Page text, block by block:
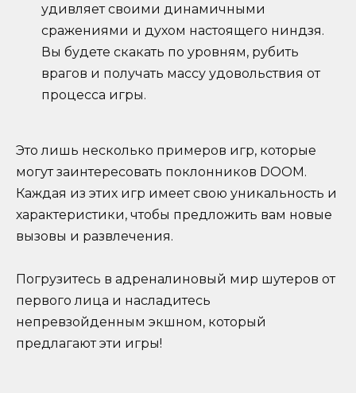
удивляет своими динамичными
сражениями и духом настоящего ниндзя.
Вы будете скакать по уровням, рубить
врагов и получать массу удовольствия от
процесса игры.
Это лишь несколько примеров игр, которые
могут заинтересовать поклонников DOOM.
Каждая из этих игр имеет свою уникальность и
характеристики, чтобы предложить вам новые
вызовы и развлечения.
Погрузитесь в адреналиновый мир шутеров от
первого лица и насладитесь
непревзойденным экшном, который
предлагают эти игры!